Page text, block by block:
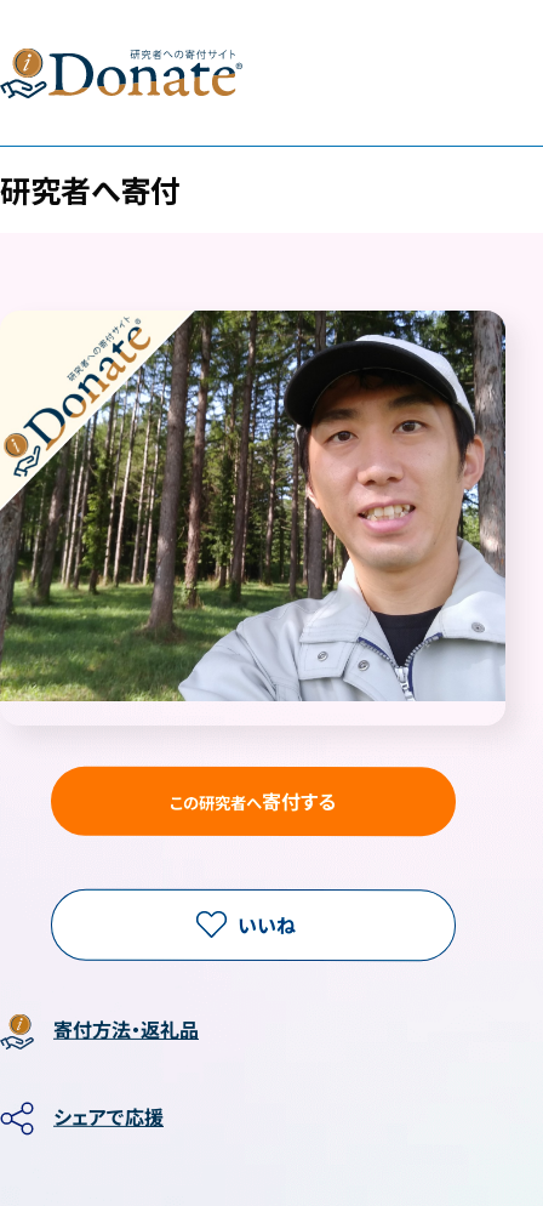
研究者へ寄付
この研究者へ寄付する
いいね
寄付方法・返礼品
シェアで応援